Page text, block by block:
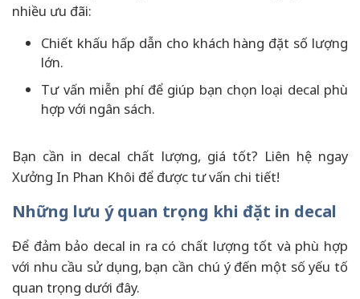
nhiều ưu đãi:
Chiết khấu hấp dẫn cho khách hàng đặt số lượng
lớn.
Tư vấn miễn phí để giúp bạn chọn loại decal phù
hợp với ngân sách.
Bạn cần in decal chất lượng, giá tốt? Liên hệ ngay
Xưởng In Phan Khôi để được tư vấn chi tiết!
Những lưu ý quan trọng khi đặt in decal
Để đảm bảo decal in ra có chất lượng tốt và phù hợp
với nhu cầu sử dụng, bạn cần chú ý đến một số yếu tố
quan trọng dưới đây.